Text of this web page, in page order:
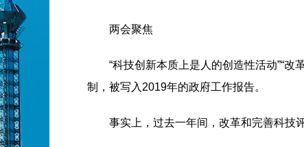
两会聚焦
“科技创新本质上是人的创造性活动”“
制，被写入2019年的政府工作报告。
事实上，过去一年间，改革和完善科技